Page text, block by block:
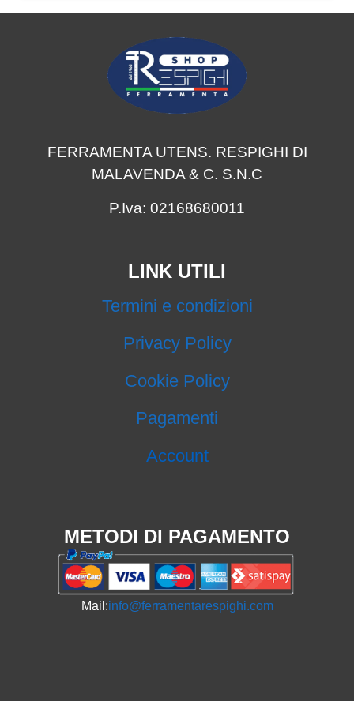
FERRAMENTA UTENS. RESPIGHI DI
MALAVENDA & C. S.N.C
P.Iva: 02168680011
LINK UTILI
Termini e condizioni
Privacy Policy
Cookie Policy
Pagamenti
Account
METODI DI PAGAMENTO
Mail:info@ferramentarespighi.com